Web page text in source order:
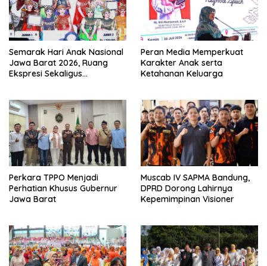
Semarak Hari Anak Nasional
Jawa Barat 2026, Ruang
Ekspresi Sekaligus
Peran Media Memperkuat
Karakter Anak serta
Ketahanan Keluarga
Perkara TPPO Menjadi
Perhatian Khusus Gubernur
Jawa Barat
Muscab IV SAPMA Bandung,
DPRD Dorong Lahirnya
Kepemimpinan Visioner